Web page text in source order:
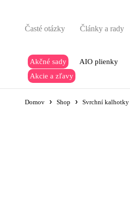
Časté otázky Články a rady
Akčné sady AIO plienky
Akcie a zľavy
Domov Shop Svrchní kalhotky